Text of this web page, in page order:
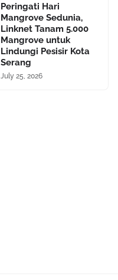
Peringati Hari
Mangrove Sedunia,
Linknet Tanam 5.000
Mangrove untuk
Lindungi Pesisir Kota
Serang
July 25, 2026